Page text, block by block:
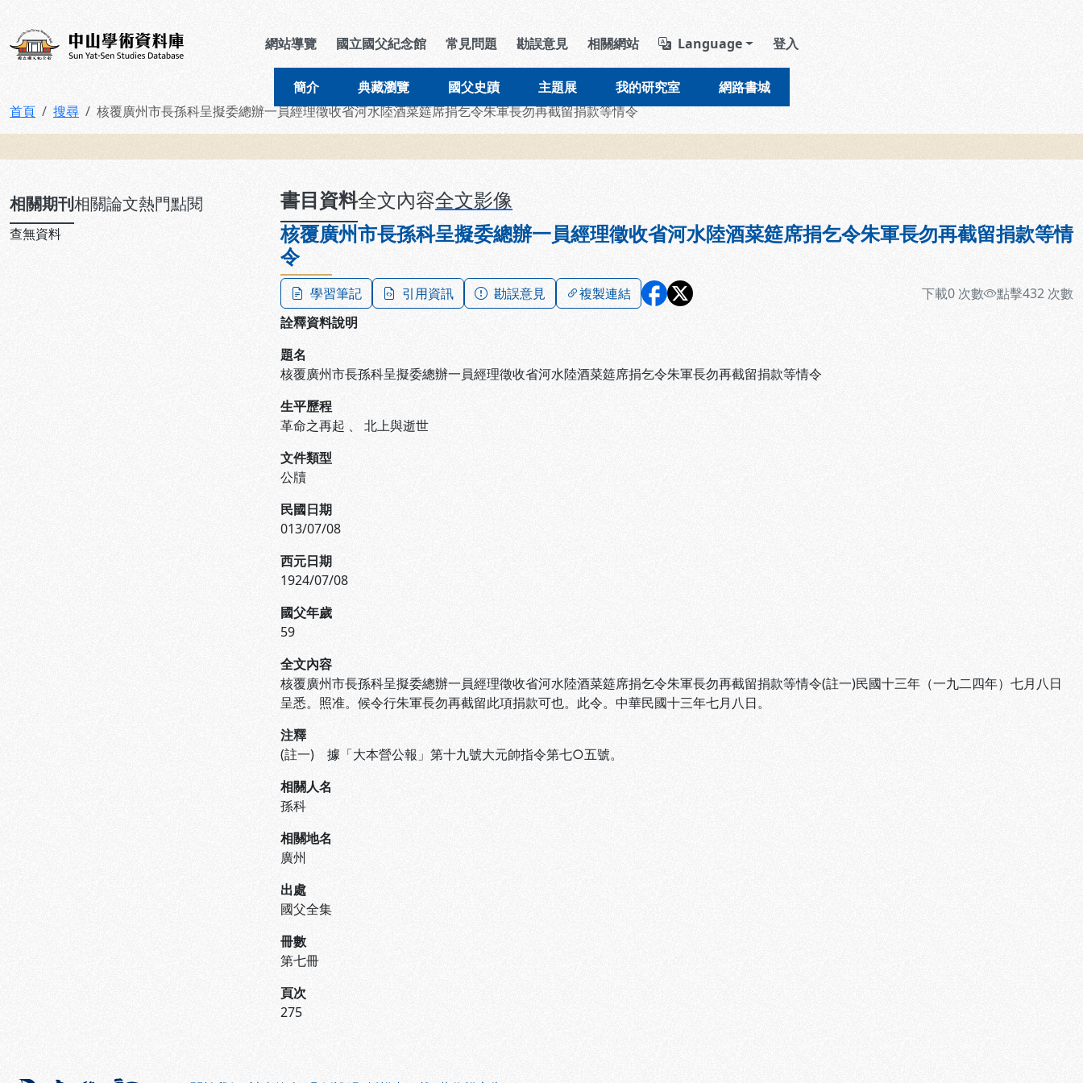
中山學術資料庫 導覽列區塊
網站導覽 國立國父紀念館 常見問題 勘誤意見 相關網站 Language 登入
簡介 典藏瀏覽 國父史蹟 主題展 我的研究室 網路書城
首頁 搜尋 核覆廣州市長孫科呈擬委總辦一員經理徵收省河水陸酒菜筵席捐乞令朱軍長勿再截留捐款等情令
相關期刊相關論文熱門點閱
查無資料
書目資料全文內容全文影像
核覆廣州市長孫科呈擬委總辦一員經理徵收省河水陸酒菜筵席捐乞令朱軍長勿再截留捐款等情
令
學習筆記 引用資訊 勘誤意見 複製連結 下載0 次數 點擊432 次數
詮釋資料說明
題名
核覆廣州市長孫科呈擬委總辦一員經理徵收省河水陸酒菜筵席捐乞令朱軍長勿再截留捐款等情令
生平歷程
革命之再起 、 北上與逝世
文件類型
公牘
民國日期
013/07/08
西元日期
1924/07/08
國父年歲
59
全文內容
核覆廣州市長孫科呈擬委總辦一員經理徵收省河水陸酒菜筵席捐乞令朱軍長勿再截留捐款等情令(註一)民國十三年（一九二四年）七月八日
呈悉。照准。候令行朱軍長勿再截留此項捐款可也。此令。中華民國十三年七月八日。
注釋
(註一) 據「大本營公報」第十九號大元帥指令第七○五號。
相關人名
孫科
相關地名
廣州
出處
國父全集
冊數
第七冊
頁次
275